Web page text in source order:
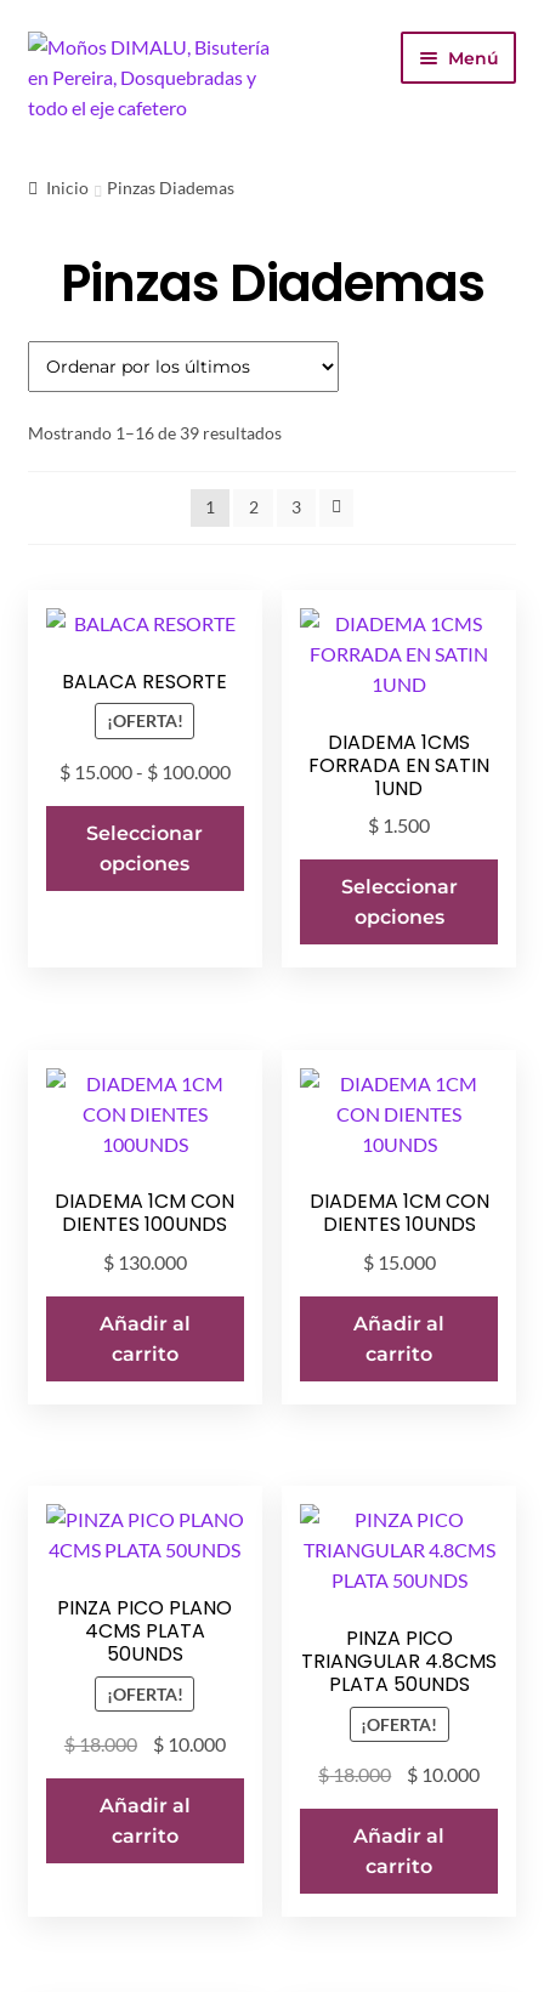
Ir
a
la
Ir
al
contenido
Menú
Carrito
Finalizar compra
Inicio Pinzas Diademas
Pinzas Diademas
Mostrando 1–16 de 39 resultadosOrdenado
últimos
1 2 3
BALACA RESORTE
¡OFERTA!
$15.000- $100.000Rango
de
$ 15.000
$ 100.000
Seleccionar
opciones
variantes.
pueden
DIADEMA 1CMS
FORRADA EN SATIN
1UND
$ 1.500
Seleccionar
opciones
DIADEMA 1CM CON
DIENTES 100UNDS
$130.000
Añadir al
carrito
DIADEMA 1CM CON
DIENTES 10UNDS
$15.000
Añadir al
carrito
PINZA PICO PLANO
4CMS PLATA
50UNDS
¡OFERTA!
$18.000
El
precio
original
era:
$ 18.000.
$10.000El
precio
$ 10.000.
Añadir al
carrito
PINZA PICO
TRIANGULAR 4.8CMS
PLATA 50UNDS
¡OFERTA!
$18.000
El
precio
original
era:
$ 18.000.
$ 10.000El
precio
$
Añadir al
carrito